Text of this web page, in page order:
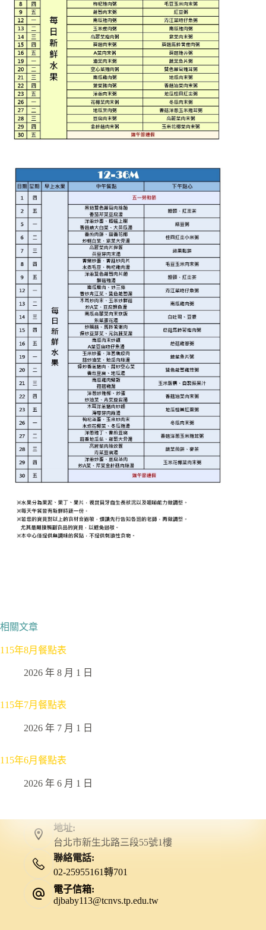
相關文章
115年8月餐點表
2026 年 8 月 1 日
115年7月餐點表
2026 年 7 月 1 日
115年6月餐點表
2026 年 6 月 1 日
地址:
台北市新生北路三段55號1樓
聯絡電話:
02-25955161轉701
電子信箱:
djbaby113@tcnvs.tp.edu.tw